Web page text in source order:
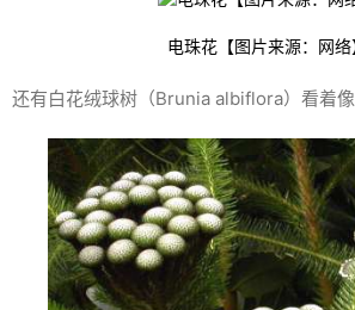
电珠花【图片来源：网络
还有白花绒球树（Brunia albiflora）看着